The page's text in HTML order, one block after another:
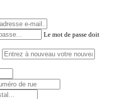
Le mot de passe doit